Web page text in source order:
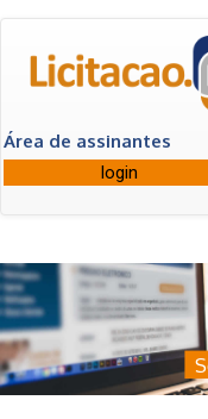
Área de assinantes